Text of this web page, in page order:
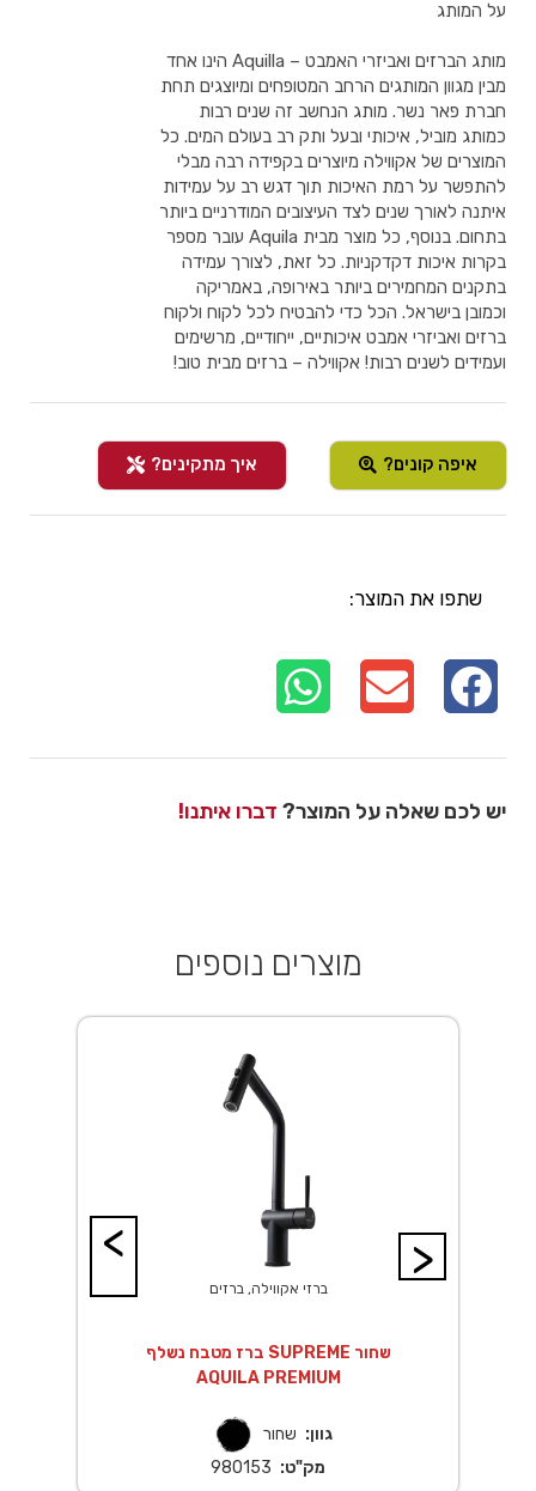
על המותג
מותג הברזים ואביזרי האמבט – Aquilla הינו אחד
מבין מגוון המותגים הרחב המטופחים ומיוצגים תחת
חברת פאר נשר. מותג הנחשב זה שנים רבות
כמותג מוביל, איכותי ובעל ותק רב בעולם המים. כל
המוצרים של אקווילה מיוצרים בקפידה רבה מבלי
להתפשר על רמת האיכות תוך דגש רב על עמידות
איתנה לאורך שנים לצד העיצובים המודרניים ביותר
בתחום. בנוסף, כל מוצר מבית Aquila עובר מספר
בקרות איכות דקדקניות. כל זאת, לצורך עמידה
בתקנים המחמירים ביותר באירופה, באמריקה
וכמובן בישראל. הכל כדי להבטיח לכל לקוח ולקוח
ברזים ואביזרי אמבט איכותיים, ייחודיים, מרשימים
ועמידים לשנים רבות! אקווילה – ברזים מבית טוב!
איפה קונים? איך מתקינים?
שתפו את המוצר:
יש לכם שאלה על המוצר? דברו איתנו!
מוצרים נוספים
>
ברזי אקווילה, ברזים
ברז מטבח נשלף SUPREME שחור
AQUILA PREMIUM
גוון: שחור
מק"ט: 980153
<